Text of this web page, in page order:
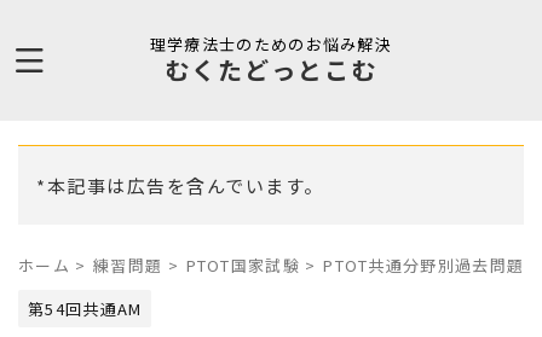
理学療法士のためのお悩み解決
むくたどっとこむ
*本記事は広告を含んでいます。
ホーム > 練習問題 > PTOT国家試験 > PTOT共通分野別過去問題
第54回共通AM